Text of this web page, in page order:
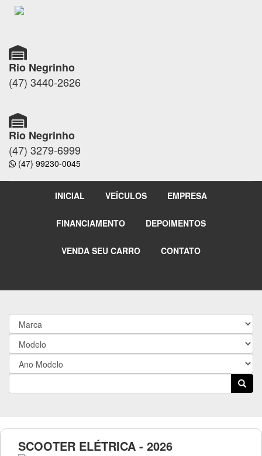
Rio Negrinho
(47) 3440-2626
Rio Negrinho
(47) 3279-6999
(47) 99230-0045
INICIAL VEÍCULOS EMPRESA
FINANCIAMENTO DEPOIMENTOS
VENDA SEU CARRO CONTATO
SCOOTER ELÉTRICA - 2026